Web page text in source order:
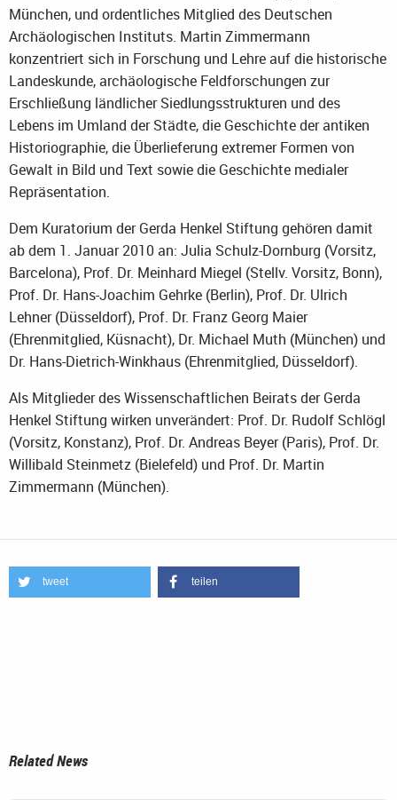
München, und ordentliches Mitglied des Deutschen
Archäologischen Instituts. Martin Zimmermann
konzentriert sich in Forschung und Lehre auf die historische
Landeskunde, archäologische Feldforschungen zur
Erschließung ländlicher Siedlungsstrukturen und des
Lebens im Umland der Städte, die Geschichte der antiken
Historiographie, die Überlieferung extremer Formen von
Gewalt in Bild und Text sowie die Geschichte medialer
Repräsentation.
Dem Kuratorium der Gerda Henkel Stiftung gehören damit
ab dem 1. Januar 2010 an: Julia Schulz-Dornburg (Vorsitz,
Barcelona), Prof. Dr. Meinhard Miegel (Stellv. Vorsitz, Bonn),
Prof. Dr. Hans-Joachim Gehrke (Berlin), Prof. Dr. Ulrich
Lehner (Düsseldorf), Prof. Dr. Franz Georg Maier
(Ehrenmitglied, Küsnacht), Dr. Michael Muth (München) und
Dr. Hans-Dietrich-Winkhaus (Ehrenmitglied, Düsseldorf).
Als Mitglieder des Wissenschaftlichen Beirats der Gerda
Henkel Stiftung wirken unverändert: Prof. Dr. Rudolf Schlögl
(Vorsitz, Konstanz), Prof. Dr. Andreas Beyer (Paris), Prof. Dr.
Willibald Steinmetz (Bielefeld) und Prof. Dr. Martin
Zimmermann (München).
tweet teilen
Related News